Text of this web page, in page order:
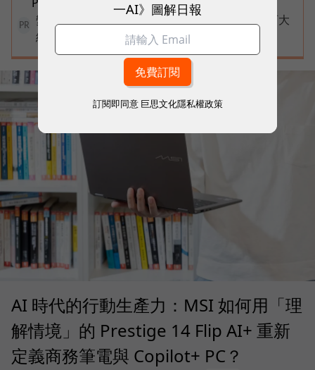
PR
變動中迎戰未知，改變值得被看見！國際品牌X百大
經理人雙重肯定，展現AI時代關鍵成長力
AI 時代的行動生產力：MSI 如何用「理
解情境」的 Prestige 14 Flip AI+ 重新
定義商務筆電與 Copilot+ PC？
一AI》圖解日報
訂閱即同意 巨思文化隱私權政策